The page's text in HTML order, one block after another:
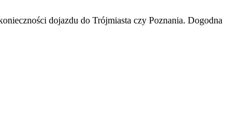
dojazdu do Trójmiasta czy Poznania. Dogodna